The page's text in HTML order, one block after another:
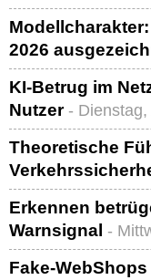
2026
KI-Betrug im
Nutzer -
Theoretische
Erkennen
Warnsignal -
Fake-